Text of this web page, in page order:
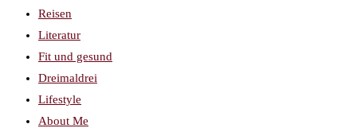
Reisen
Literatur
Fit und gesund
Dreimaldrei
Lifestyle
About Me